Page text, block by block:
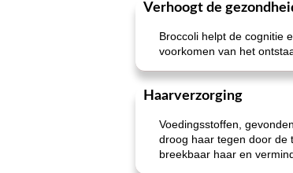
Verhoogt de
Broccoli helpt de cognitie
voorkomen van het
Haarverzorging
Voedingsstoffen,
droog haar tegen door de
breekbaar haar en